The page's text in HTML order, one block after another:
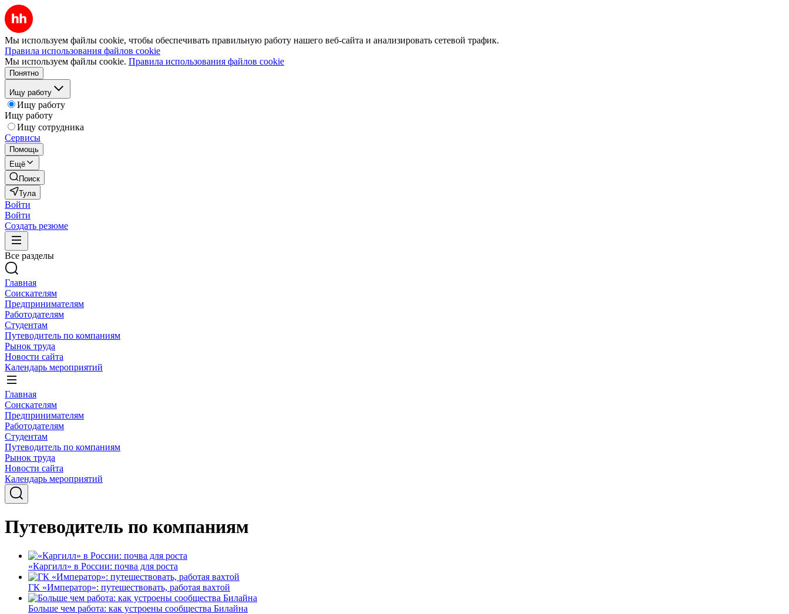
Мы используем файлы cookie, чтобы обеспечивать правильную работу нашего веб-сайта и анализировать сетевой трафик.
Правила использования файлов cookie
Мы используем файлы cookie. Правила использования файлов cookie
Понятно
Ищу работу
Ищу работу
Ищу работу
Ищу сотрудника
Сервисы
Помощь
Ещё
Поиск
Тула
Войти
Войти
Создать резюме
Все разделы
Главная
Соискателям
Предпринимателям
Работодателям
Студентам
Путеводитель по компаниям
Рынок труда
Новости сайта
Календарь мероприятий
Главная
Соискателям
Предпринимателям
Работодателям
Студентам
Путеводитель по компаниям
Рынок труда
Новости сайта
Календарь мероприятий
Путеводитель по компаниям
«Каргилл» в России: почва для роста
ГК «Император»: путешествовать, работая вахтой
Больше чем работа: как устроены сообщества Билайна